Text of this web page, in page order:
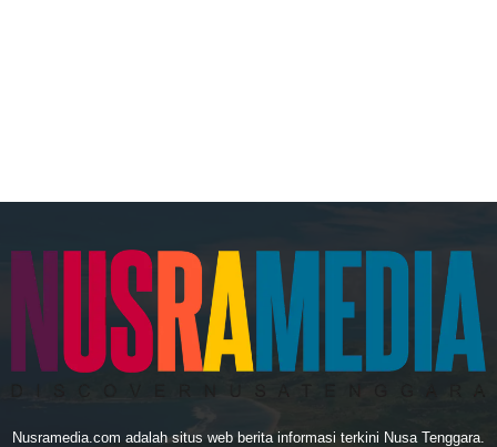
Nusramedia.com adalah situs web berita informasi terkini Nusa Tenggara.